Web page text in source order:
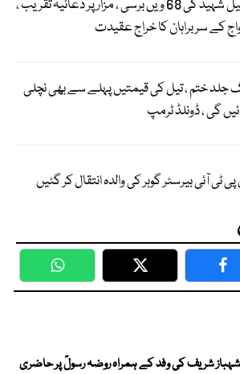
میجر طفیل شہید کی 68 ویں برسی ، مزار پر دعائیہ تقریب ،
کے سربراہان کا خراج عقیدت
جلد ختم ، تیل کی قیمتیں پہلے سے بھی نچلی
گی ، ڈونلڈ ٹرمپ
ٹی آئی بیرسٹر گوہر کی والدہ انتقال کر گئیں
WhatsApp Twitter
شہباز شریف کی وفد کے ہمراہ روضہ رسولؐ پر حاضری